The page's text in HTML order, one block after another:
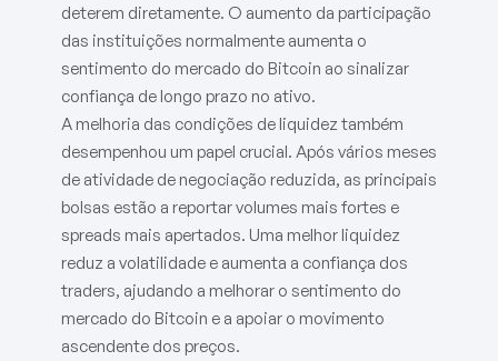
deterem diretamente. O aumento da participação
das instituições normalmente aumenta o
sentimento do mercado do Bitcoin ao sinalizar
confiança de longo prazo no ativo.
A melhoria das condições de liquidez também
desempenhou um papel crucial. Após vários meses
de atividade de negociação reduzida, as principais
bolsas estão a reportar volumes mais fortes e
spreads mais apertados. Uma melhor liquidez
reduz a volatilidade e aumenta a confiança dos
traders, ajudando a melhorar o sentimento do
mercado do Bitcoin e a apoiar o movimento
ascendente dos preços.